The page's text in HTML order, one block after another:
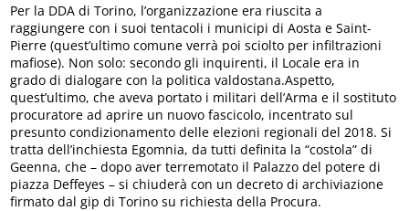
Per la DDA di Torino, l’organizzazione era riuscita a
raggiungere con i suoi tentacoli i municipi di Aosta e Saint-
Pierre (quest’ultimo comune verrà poi sciolto per infiltrazioni
mafiose). Non solo: secondo gli inquirenti, il Locale era in
grado di dialogare con la politica valdostana.Aspetto,
quest’ultimo, che aveva portato i militari dell’Arma e il sostituto
procuratore ad aprire un nuovo fascicolo, incentrato sul
presunto condizionamento delle elezioni regionali del 2018. Si
tratta dell’inchiesta Egomnia, da tutti definita la “costola” di
Geenna, che – dopo aver terremotato il Palazzo del potere di
piazza Deffeyes – si chiuderà con un decreto di archiviazione
firmato dal gip di Torino su richiesta della Procura.